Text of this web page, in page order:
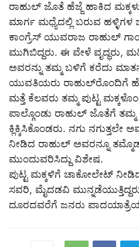
ರಾಹುಲ್ ಜೊತೆ ಹೆಜ್ಜೆ ಹಾಕಿದ
ಮಾರ್ಗ ಮಧ್ಯೆದಲ್ಲಿ ಬರುವ ಹಳ್ಳಿಗಳ
ಕಾಂಗ್ರೆಸ್ ಯುವರಾಜ ರಾಹುಲ್‌
ಮುಗಿಬಿದ್ದರು. ಈ ವೇಳೆ ವೃದ್ಧರು,
ಅವರನ್ನು ತಮ್ಮ ಬಳಿಗೆ ಕರೆದು
ಯುವತಿಯರು ರಾಹುಲ್‌ರೊಂದಿಗೆ
ಮತ್ತೆ ಕೆಲವರು ತಮ್ಮ ಪುಟ್ಟ
ಪಾಲ್ಗೊಂಡು ರಾಹುಲ್ ಜೊತೆಗೆ ತಮ್ಮ
ಕ್ಲಿಕ್ಕಿಸಿಕೊಂಡರು. ನಗು ನಗುತ್ತಲೇ
ನೀಡಿದ ರಾಹುಲ್ ಅವರನ್ನೂ
ಮುಂದುವರಿಸಿದ್ದು ವಿಶೇಷ.
ಪುಟ್ಟ ಮಕ್ಕಳಿಗೆ ಚಾಕೋಲೇಟ್
ಸವರಿ, ಮೈದಡವಿ
ದೂರದವರೆಗೆ ಜನರು